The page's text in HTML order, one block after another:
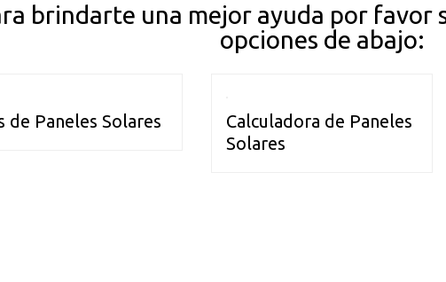
brindarte una mejor ayuda por favor
opciones de abajo:
de Paneles Solares
Calculadora de Paneles
Solares